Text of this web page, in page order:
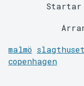
Startar
malmö slagthuset
copenhagen